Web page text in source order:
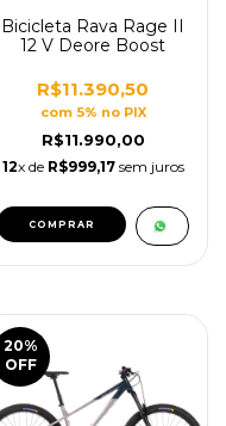
Bicicleta Rava Rage II
12 V Deore Boost
R$11.390,50
com 5% no PIX
R$11.990,00
12x de R$999,17sem juros
COMPRAR
20%
OFF